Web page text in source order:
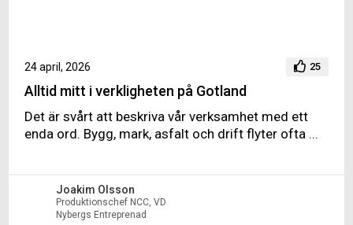
24 april, 2026 25
Alltid mitt i verkligheten på Gotland
Det är svårt att beskriva vår verksamhet med ett
enda ord. Bygg, mark, asfalt och drift flyter ofta ...
Joakim Olsson
Produktionschef NCC, VD
Nybergs Entreprenad